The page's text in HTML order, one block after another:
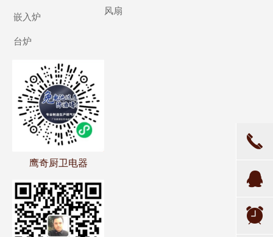
嵌入炉
台炉
风扇
鹰奇厨卫电器
끅
뀩
뀥